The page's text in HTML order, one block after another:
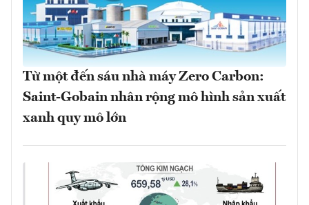
Từ một đến sáu nhà máy Zero Carbon:
Saint-Gobain nhân rộng mô hình sản xuất
xanh quy mô lớn